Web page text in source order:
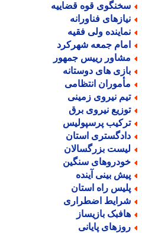
قوه قضاییه
فناورانه
ولی فقیه
جمعه شهرکرد
رییس جمهور
های دوستانه
انتظامی
نیروی زمینی
نیروی برق
پرسپولیس
استان
بزرگسالان
سنگین
بینی آینده
راه استان
اضطراری
بازیساز
پایانی